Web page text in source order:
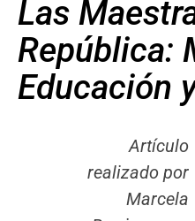
Las
República:
Educación
Artículo
realizado por
Marcela